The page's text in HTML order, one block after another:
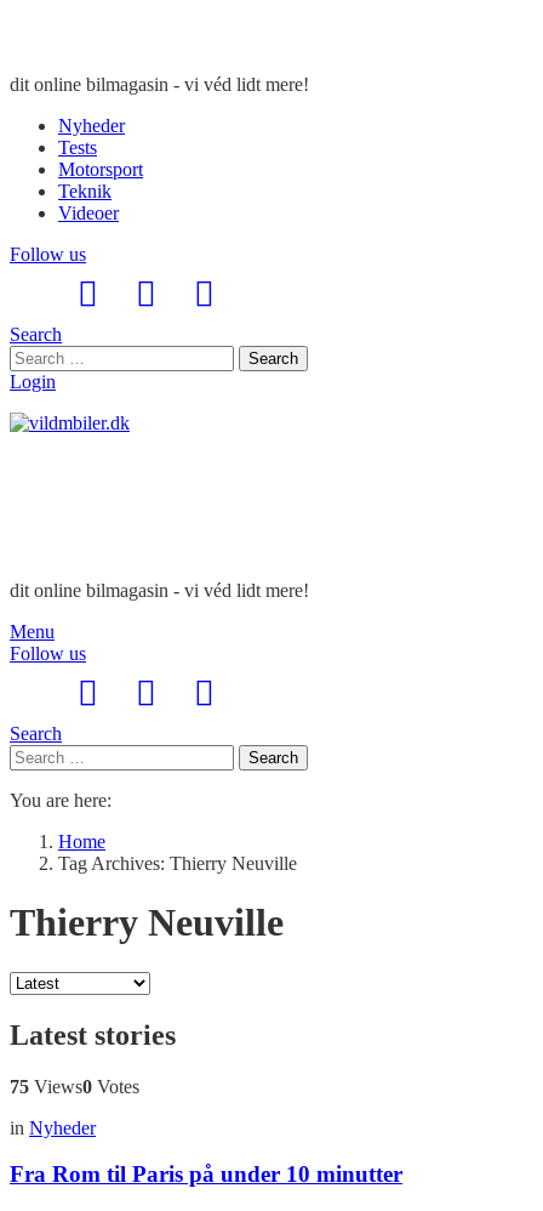
dit online bilmagasin - vi véd lidt mere!
Nyheder
Tests
Motorsport
Teknik
Videoer
Follow us
Search
Search
for:
Search
Login
dit online bilmagasin - vi véd lidt mere!
Menu
Follow us
Search
Search
for:
Search
You are here:
Home
Tag Archives: Thierry Neuville
Thierry Neuville
Latest stories
75 Views0 Votes
in Nyheder
Fra Rom til Paris på under 10 minutter